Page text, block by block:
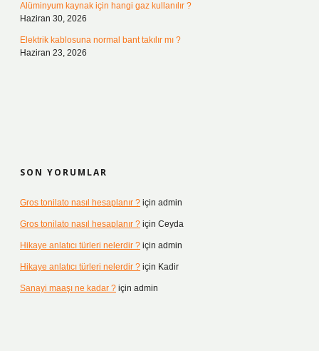
Alüminyum kaynak için hangi gaz kullanılır ?
Haziran 30, 2026
Elektrik kablosuna normal bant takılır mı ?
Haziran 23, 2026
SON YORUMLAR
Gros tonilato nasıl hesaplanır ? için admin
Gros tonilato nasıl hesaplanır ? için Ceyda
Hikaye anlatıcı türleri nelerdir ? için admin
Hikaye anlatıcı türleri nelerdir ? için Kadir
Sanayi maaşı ne kadar ? için admin